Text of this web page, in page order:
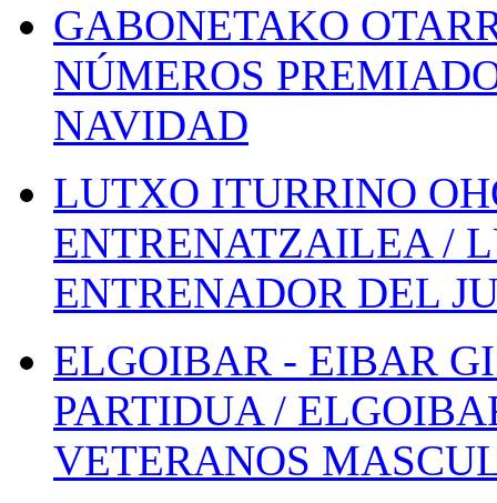
GABONETAKO
NÚMEROS
NAVIDAD
LUTXO ITURRINO
ENTRENATZAILEA /
ENTRENADOR DEL
ELGOIBAR - EIBAR
PARTIDUA /
VETERANOS